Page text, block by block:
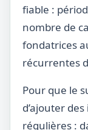
fiable :
nombre de
fondatrices
récurrentes
Pour que le
d’ajouter
régulières :